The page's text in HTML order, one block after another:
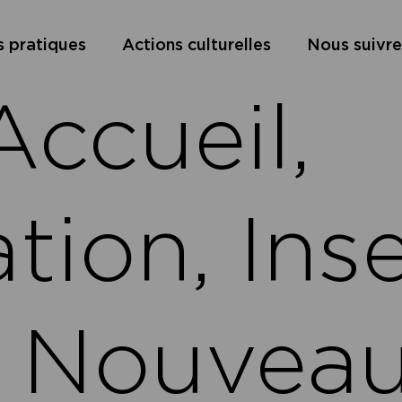
pratiques Actions culturelles Nous suivre